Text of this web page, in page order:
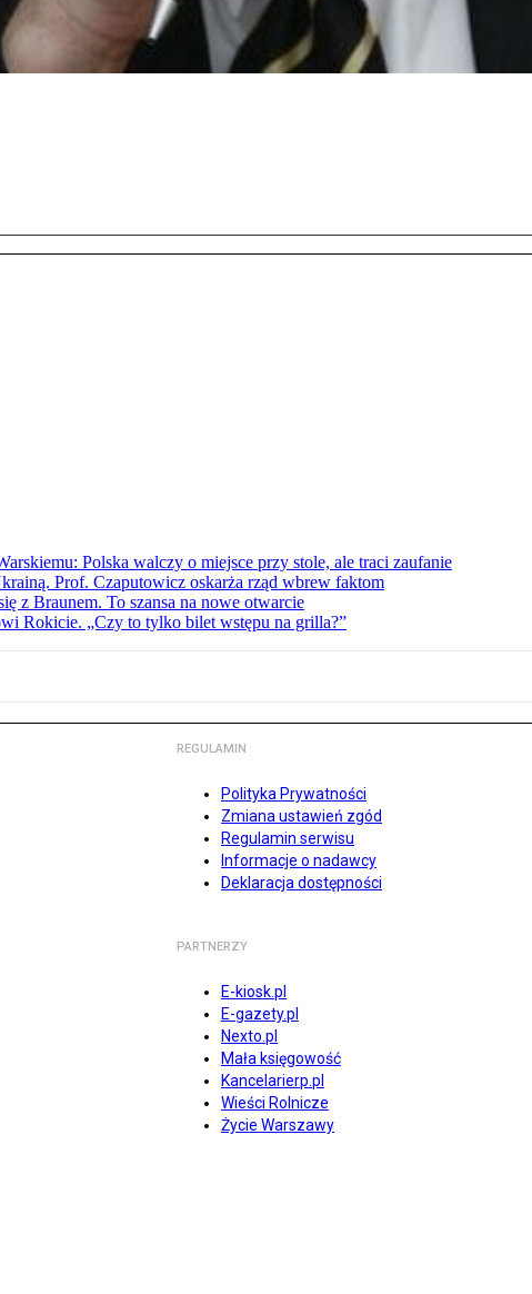
Polska walczy o miejsce przy stole, ale traci zaufanie
Prof. Czaputowicz oskarża rząd wbrew faktom
z Braunem. To szansa na nowe otwarcie
Rokicie. „Czy to tylko bilet wstępu na grilla?”
REGULAMIN
Polityka Prywatności
Zmiana ustawień zgód
Regulamin serwisu
Informacje o nadawcy
Deklaracja dostępności
PARTNERZY
E-kiosk.pl
E-gazety.pl
Nexto.pl
Mała księgowość
Kancelarierp.pl
Wieści Rolnicze
Życie Warszawy